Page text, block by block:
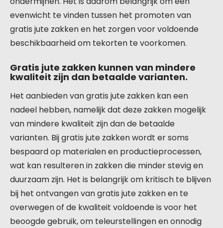
evenwicht te vinden tussen het promoten van
gratis jute zakken en het zorgen voor voldoende
beschikbaarheid om tekorten te voorkomen.
Gratis jute zakken kunnen van mindere
kwaliteit zijn dan betaalde varianten.
Het aanbieden van gratis jute zakken kan een
nadeel hebben, namelijk dat deze zakken mogelijk
van mindere kwaliteit zijn dan de betaalde
varianten. Bij gratis jute zakken wordt er soms
bespaard op materialen en productieprocessen,
wat kan resulteren in zakken die minder stevig en
duurzaam zijn. Het is belangrijk om kritisch te blijven
bij het ontvangen van gratis jute zakken en te
overwegen of de kwaliteit voldoende is voor het
beoogde gebruik, om teleurstellingen en onnodig